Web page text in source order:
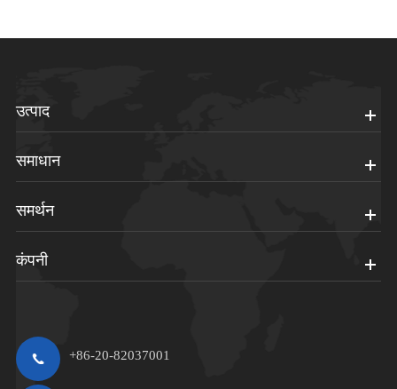
उत्पाद
समाधान
समर्थन
कंपनी
+86-20-82037001